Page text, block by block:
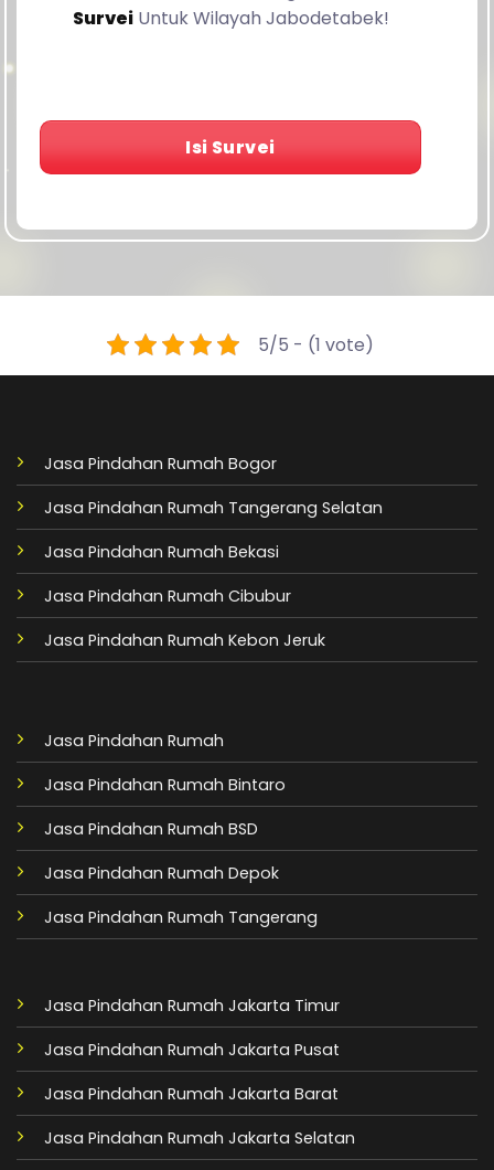
SurveiUntuk Wilayah Jabodetabek!
Isi Survei
5/5 - (1 vote)
Jasa Pindahan Rumah Bogor
Jasa Pindahan Rumah Tangerang Selatan
Jasa Pindahan Rumah Bekasi
Jasa Pindahan Rumah Cibubur
Jasa Pindahan Rumah Kebon Jeruk
Jasa Pindahan Rumah
Jasa Pindahan Rumah Bintaro
Jasa Pindahan Rumah BSD
Jasa Pindahan Rumah Depok
Jasa Pindahan Rumah Tangerang
Jasa Pindahan Rumah Jakarta Timur
Jasa Pindahan Rumah Jakarta Pusat
Jasa Pindahan Rumah Jakarta Barat
Jasa Pindahan Rumah Jakarta Selatan